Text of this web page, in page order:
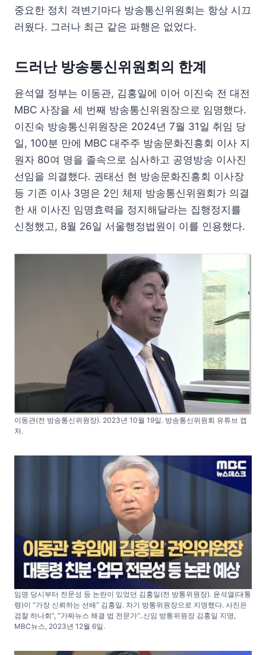
중요한 정치 격변기마다 방송통신위원회는 항상 시끄
러웠다. 그러나 최근 같은 파행은 없었다.
드러난 방송통신위원회의 한계
윤석열 정부는 이동관, 김홍일에 이어 이진숙 전 대전
MBC 사장을 세 번째 방송통신위원장으로 임명했다.
이진숙 방송통신위원장은 2024년 7월 31일 취임 당
일, 100분 만에 MBC 대주주 방송문화진흥회 이사 지
원자 80여 명을 졸속으로 심사하고 공영방송 이사진
선임을 의결했다. 권태선 현 방송문화진흥회 이사장
등 기존 이사 3명은 2인 체제 방송통신위원회가 의결
한 새 이사진 임명효력을 정지해달라는 집행정지를
신청했고, 8월 26일 서울행정법원이 이를 인용했다.
이동관(전 방송통신위원장). 2023년 10월 19일. 방송통신위원회 유튜브 캡
처.
임명 당시부터 전문성 등 논란이 있었던 김홍일(전 방통위원장). 윤석열(대통
령)이 “가장 신뢰하는 선배” 김홍일. 차기 방통위원장으로 지명했다. 사진은
검찰 하나회”, “가짜뉴스 해결 법 전문가”..신임 방통위원장 김홍일 지명,
MBC뉴스, 2023년 12월 6일.